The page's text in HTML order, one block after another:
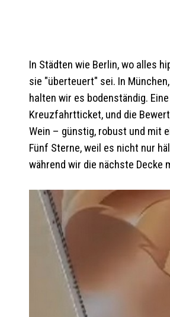
In Städten wie Berlin, wo alles
sie "überteuert" sei. In
halten wir es bodenständig.
Kreuzfahrtticket, und die
Wein – günstig, robust und mit
Fünf Sterne, weil es nicht nur
während wir die nächste Decke